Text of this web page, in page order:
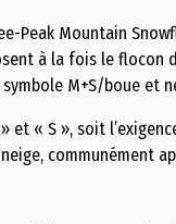
Peak Mountain
à la fois le flocon
M+S/boue et
et « S », soit
communément